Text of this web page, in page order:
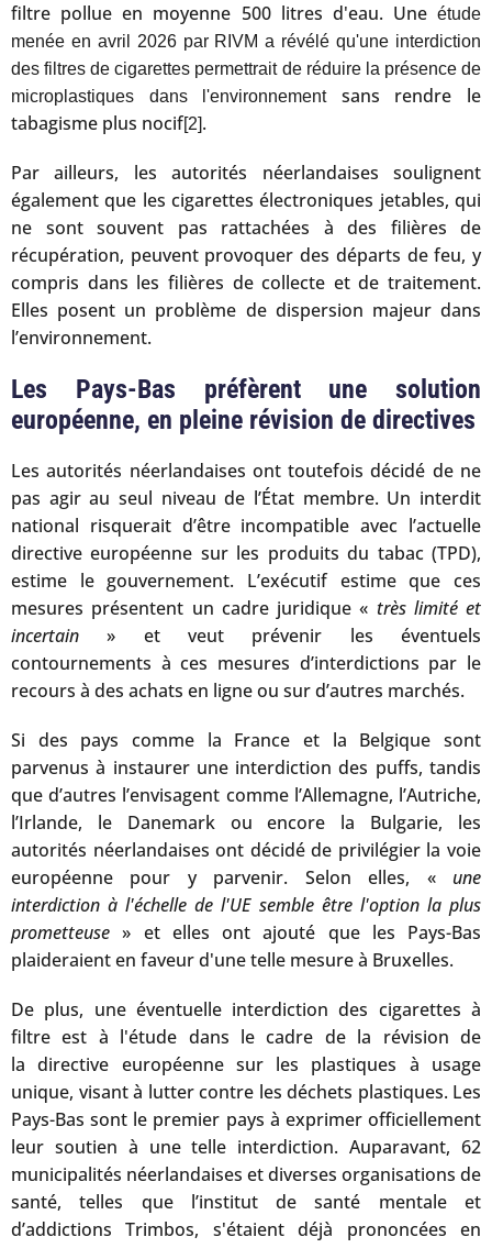
filtre pollue en moyenne 500 litres d'eau. Une étude
menée en avril 2026 par RIVM a révélé qu'une interdiction
des filtres de cigarettes permettrait de réduire la présence de
microplastiques dans l'environnementsans rendre le
tabagisme plus nocif[2].
Par ailleurs, les autorités néerlandaises soulignent
également que les cigarettes électroniques jetables, qui
ne sont souvent pas rattachées à des filières de
récupération, peuvent provoquer des départs de feu, y
compris dans les filières de collecte et de traitement.
Elles posent un problème de dispersion majeur dans
l’environnement.
Les Pays-Bas préfèrent une solution
européenne, en pleine révision de directives
Les autorités néerlandaises ont toutefois décidé de ne
pas agir au seul niveau de l’État membre. Un interdit
national risquerait d’être incompatible avec l’actuelle
directive européenne sur les produits du tabac (TPD),
estime le gouvernement. L’exécutif estime que ces
mesures présentent un cadre juridique « très limité et
incertain » et veut prévenir les éventuels
contournements à ces mesures d’interdictions par le
recours à des achats en ligne ou sur d’autres marchés.
Si des pays comme la France et la Belgique sont
parvenus à instaurer une interdiction des puffs, tandis
que d’autres l’envisagent comme l’Allemagne, l’Autriche,
l’Irlande, le Danemark ou encore la Bulgarie, les
autorités néerlandaises ont décidé de privilégier la voie
européenne pour y parvenir. Selon elles, « une
interdiction à l'échelle de l'UE semble être l'option la plus
prometteuse» et elles ont ajouté que les Pays-Bas
plaideraient en faveur d'une telle mesure à Bruxelles.
De plus, une éventuelle interdiction des cigarettes à
filtre est à l'étude dans le cadre de la révision de
la directive européenne sur les plastiques à usage
unique, visant à lutter contre les déchets plastiques. Les
Pays-Bas sont le premier pays à exprimer officiellement
leur soutien à une telle interdiction. Auparavant, 62
municipalités néerlandaises et diverses organisations de
santé, telles que l’institut de santé mentale et
d’addictions Trimbos, s'étaient déjà prononcées en